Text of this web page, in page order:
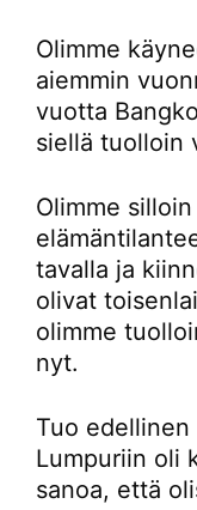
Olimme
aiemmin
vuotta
siellä tuolloin
Olimme
tavalla ja
olivat
olimme
nyt.
Tuo
Lumpuriin oli
sanoa, että